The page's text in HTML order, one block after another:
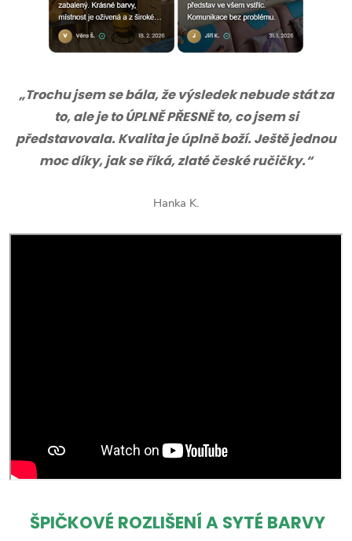
„Trochu jsem se bála, že výsledek nebude stát za
to, ale je to ÚPLNĚ PŘESNĚ to, co jsem si
představovala. Kvalita je úplně boží. Ještě jednou
moc díky, jak se říká, zlaté české ručičky.“
Hanka K.
ŠPIČKOVÉ ROZLIŠENÍ A SYTÉ BARVY